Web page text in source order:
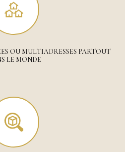
OU MULTIADRESSES PARTOUT
LE MONDE